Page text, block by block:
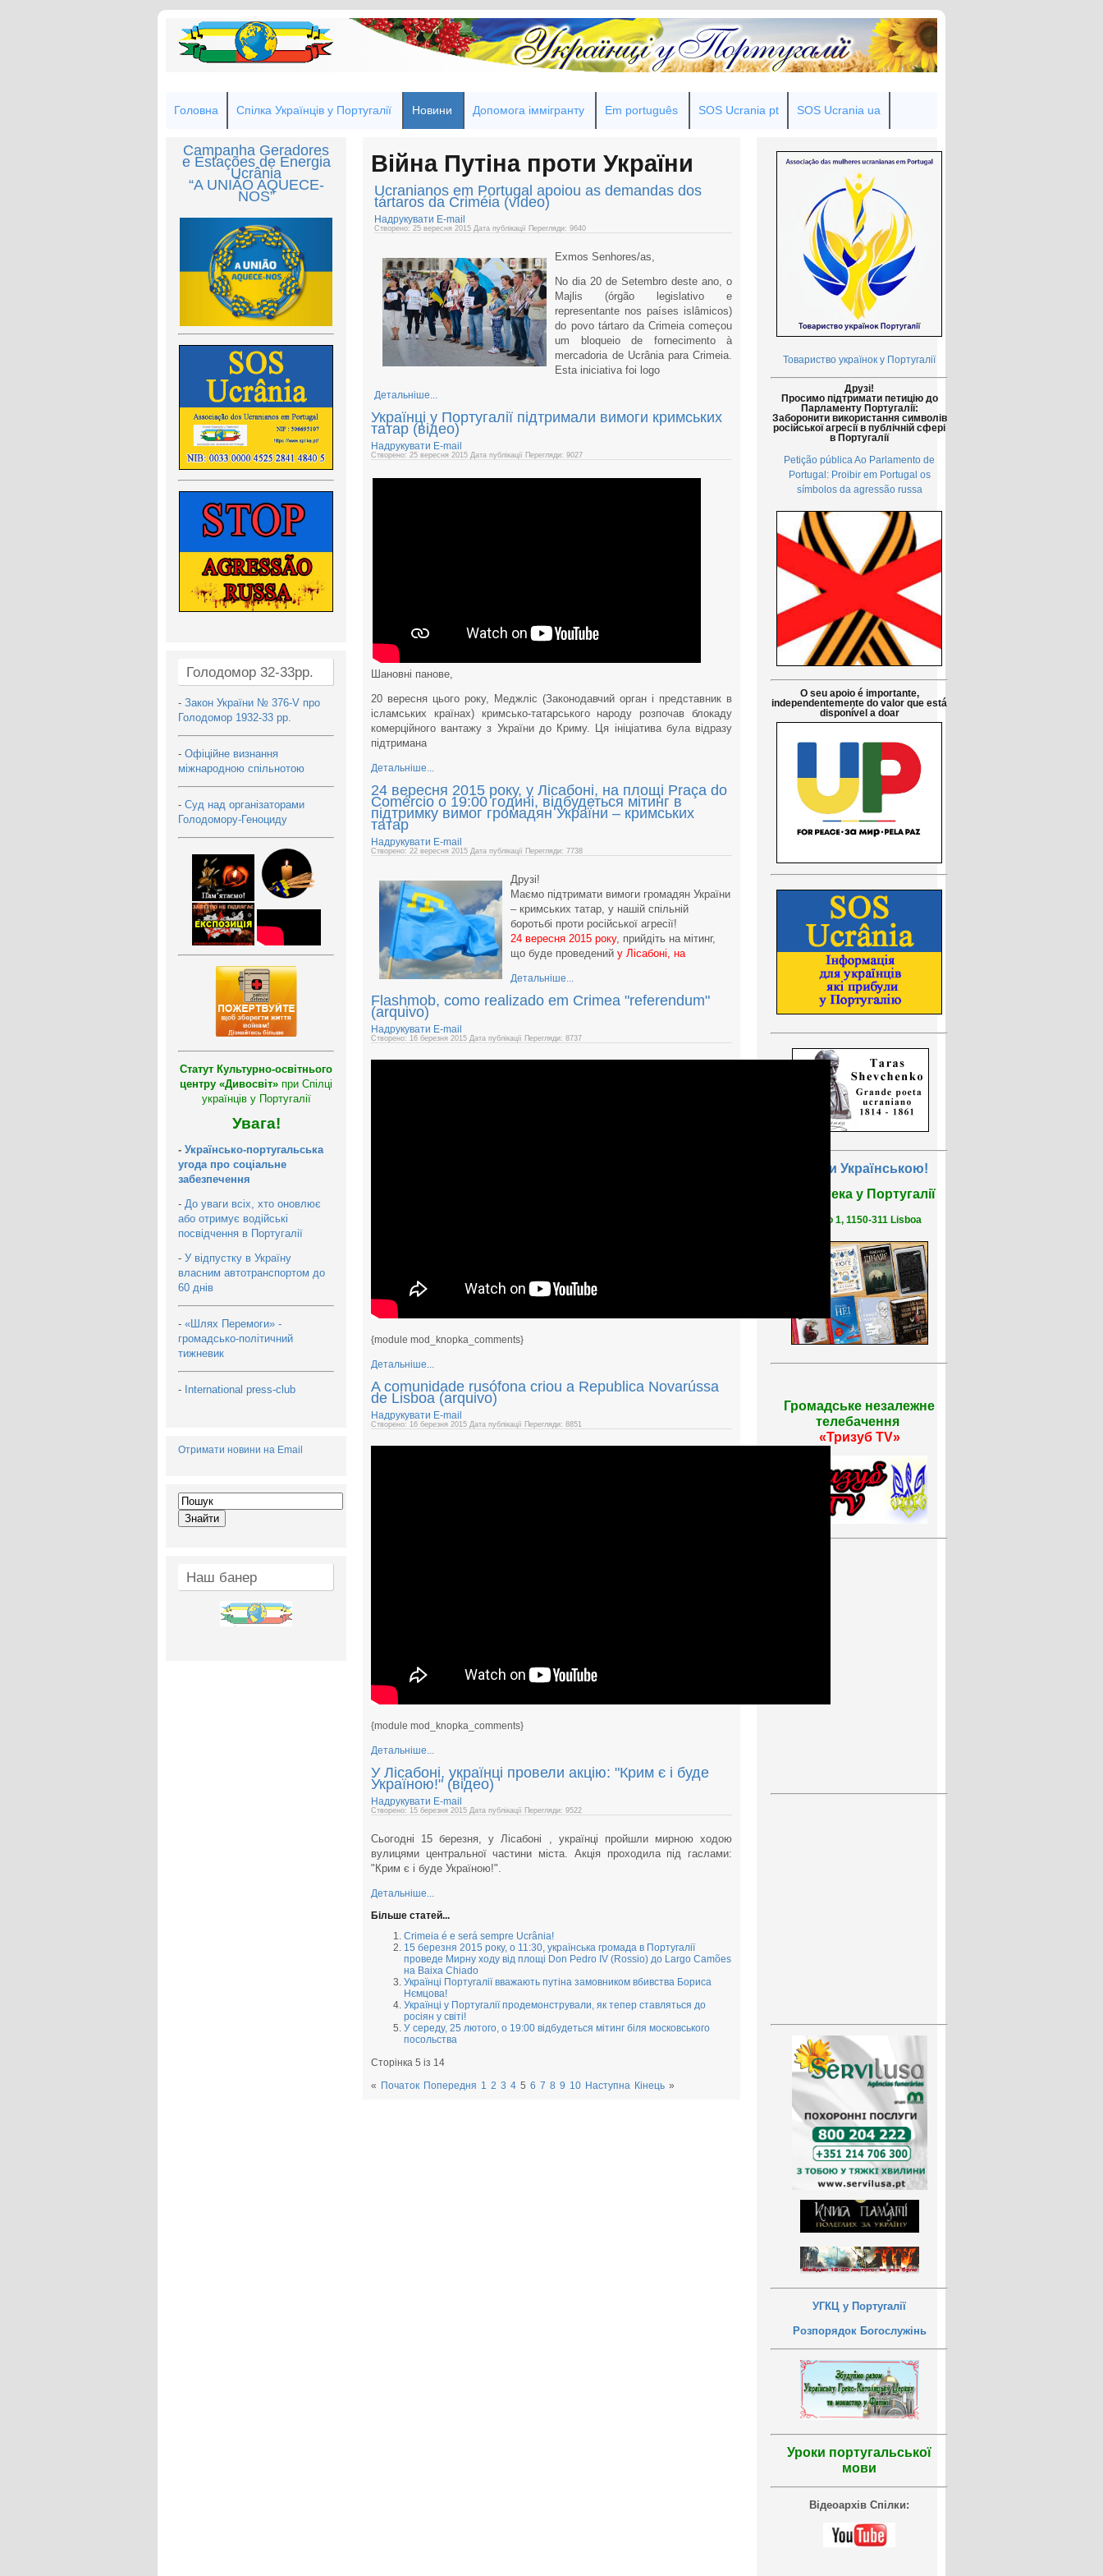
Головна Спілка Українців у Португалії Новини Допомога іммігранту Em português SOS Ucrania pt SOS Ucrania ua
Campanha Geradores
e Estações de Energia
Ucrânia
“A UNIÃO AQUECE-
NOS”
Голодомор 32-33рр.
- Закон України № 376-V про
Голодомор 1932-33 рр.
- Офіційне визнання
міжнародною спільнотою
- Суд над організаторами
Голодомору-Геноциду
Статут Культурно-освітнього
центру «Дивосвіт» при Спілці
українців у Португалії
Увага!
- Українсько-португальська
угода про соціальне
забезпечення
- До уваги всіх, хто оновлює
або отримує водійські
посвідчення в Португалії
- У відпустку в Україну
власним автотранспортом до
60 днів
- «Шлях Перемоги» -
громадсько-політичний
тижневик
- International press-club
Отримати новини на Email
Наш банер
Війна Путіна проти України
Ucranianos em Portugal apoiou as demandas dos
tártaros da Criméia (vídeo)
Надрукувати E-mail
Створено: 25 вересня 2015 Дата публікації Перегляди: 9640
Exmos Senhores/as,
No dia 20 de Setembro deste ano, o
Majlis (órgão legislativo e
representante nos países islâmicos)
do povo tártaro da Crimeia começou
um bloqueio de fornecimento à
mercadoria de Ucrânia para Crimeia.
Esta iniciativa foi logo
Детальніше...
Українці у Португалії підтримали вимоги кримських
татар (відео)
Надрукувати E-mail
Створено: 25 вересня 2015 Дата публікації Перегляди: 9027
Шановні панове,
20 вересня цього року, Меджліс (Законодавчий орган і представник в
ісламських країнах) кримсько-татарського народу розпочав блокаду
комерційного вантажу з України до Криму. Ця ініціатива була відразу
підтримана
Детальніше...
24 вересня 2015 року, у Лісабоні, на площі Praça do
Comércio о 19:00 годині, відбудеться мітинг в
підтримку вимог громадян України – кримських
татар
Надрукувати E-mail
Створено: 22 вересня 2015 Дата публікації Перегляди: 7738
Друзі!
Маємо підтримати вимоги громадян України
– кримських татар, у нашій спільній
боротьбі проти російської агресії!
24 вересня 2015 року, прийдіть на мітинг,
що буде проведений у Лісабоні, на
Детальніше...
Flashmob, como realizado em Crimea "referendum"
(arquivo)
Надрукувати E-mail
Створено: 16 березня 2015 Дата публікації Перегляди: 8737
{module mod_knopka_comments}
Детальніше...
A comunidade rusófona criou a Republica Novarússa
de Lisboa (arquivo)
Надрукувати E-mail
Створено: 16 березня 2015 Дата публікації Перегляди: 8851
{module mod_knopka_comments}
Детальніше...
У Лісабоні, українці провели акцію: "Крим є і буде
Україною!" (відео)
Надрукувати E-mail
Створено: 15 березня 2015 Дата публікації Перегляди: 9522
Сьогодні 15 березня, у Лісабоні , українці пройшли мирною ходою
вулицями центральної частини міста. Акція проходила під гаслами:
"Крим є і буде Україною!".
Детальніше...
Більше статей...
Crimeia é e será sempre Ucrânia!
15 березня 2015 року, о 11:30, українська громада в Португалії
проведе Мирну ходу від площі Don Pedro IV (Rossio) до Largo Camões
на Baixa Chiado
Українці Португалії вважають путіна замовником вбивства Бориса
Нємцова!
Українці у Португалії продемонстрували, як тепер ставляться до
росіян у світі!
У середу, 25 лютого, о 19:00 відбудеться мітинг біля московського
посольства
Сторінка 5 із 14
« Початок Попередня 1 2 3 4 5 6 7 8 9 10 Наступна Кінець »
Товариство українок у Португалії
Друзі!
Просимо підтримати петицію до
Парламенту Португалії:
Заборонити використання символів
російської агресії в публічній сфері
в Португалії
Petição pública Ao Parlamento de
Portugal: Proibir em Portugal os
símbolos da agressão russa
O seu apoio é importante,
independentemente do valor que está
disponível a doar
Читати Українською!
Бібліотека у Португалії
R. Saco 1, 1150-311 Lisboa
Громадське незалежне
телебачення
«Тризуб TV»
УГКЦ у Португалії
Розпорядок Богослужінь
Уроки португальської
мови
Відеоархів Спілки: